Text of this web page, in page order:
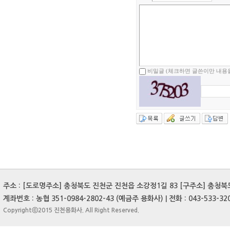
비밀글 (체크하면 글쓴이만 내용
주소 : [도로명주소] 충청북도 진천군 진천읍 소강정1길 83 [구주소] 충청
계좌번호 : 농협 351-0984-2802-43 (예금주 용화사) | 전화 : 043-533-
Copyrightⓒ2015 진천용화사. All Right Reserved.